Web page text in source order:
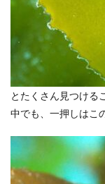
とたくさん見つける
中でも、一押しはこ